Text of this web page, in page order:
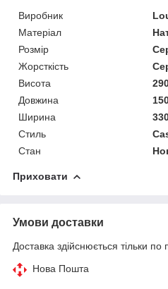
Виробник
Матеріал
Розмір
Жорсткість
Висота
Довжина
Ширина
Стиль
Стан
Приховати
Умови доставки
Доставка здійснюється тільки по
Нова Пошта